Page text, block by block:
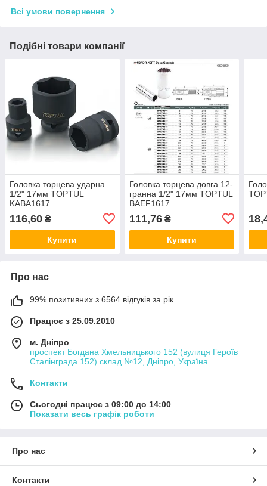
Всі умови повернення
Подібні товари компанії
Головка торцева ударна
1/2" 17мм TOPTUL
KABA1617
116,60 ₴
Купити
Головка торцева довга 12-
гранна 1/2" 17мм TOPTUL
BAEF1617
111,76₴
Купити
Про нас
99% позитивних з 6564 відгуків за рік
Працює з 25.09.2010
м. Дніпро
проспект Богдана Хмельницького 152 (вулиця Героїв
Сталінграда 152) склад №12, Дніпро, Україна
Контакти
Сьогодні працює з 09:00 до 14:00
Показати весь графік роботи
Про нас
Контакти